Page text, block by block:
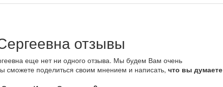
отзывы
еще нет ни одного отзыва. Мы будем Вам очень
сможете поделиться своим мнением и написать, что вы думаете